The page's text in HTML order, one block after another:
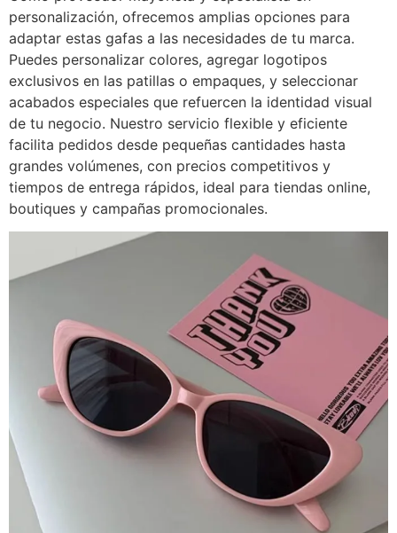
personalización, ofrecemos amplias opciones para
adaptar estas gafas a las necesidades de tu marca.
Puedes personalizar colores, agregar logotipos
exclusivos en las patillas o empaques, y seleccionar
acabados especiales que refuercen la identidad visual
de tu negocio. Nuestro servicio flexible y eficiente
facilita pedidos desde pequeñas cantidades hasta
grandes volúmenes, con precios competitivos y
tiempos de entrega rápidos, ideal para tiendas online,
boutiques y campañas promocionales.